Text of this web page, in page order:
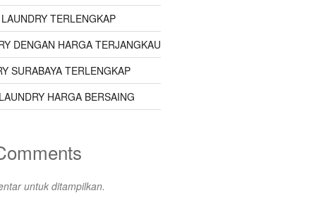
TERLENGKAP
DENGAN HARGA TERJANGKAU
SURABAYA TERLENGKAP
HARGA BERSAING
untuk ditampilkan.